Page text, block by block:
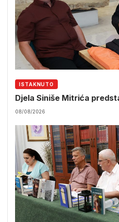
ISTAKNUTO
Djela Siniše Mitrića
08/08/2026